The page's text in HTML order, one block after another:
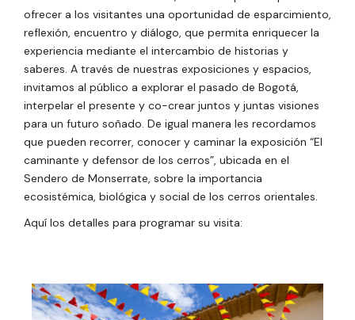
ofrecer a los visitantes una oportunidad de esparcimiento,
reflexión, encuentro y diálogo, que permita enriquecer la
experiencia mediante el intercambio de historias y
saberes. A través de nuestras exposiciones y espacios,
invitamos al público a explorar el pasado de Bogotá,
interpelar el presente y co-crear juntos y juntas visiones
para un futuro soñado. De igual manera les recordamos
que pueden recorrer, conocer y caminar la exposición “El
caminante y defensor de los cerros”, ubicada en el
Sendero de Monserrate, sobre la importancia
ecosistémica, biológica y social de los cerros orientales.
Aquí los detalles para programar su visita: